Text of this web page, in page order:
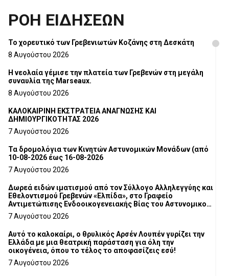
ΡΟΗ ΕΙΔΗΣΕΩΝ
Το χορευτικό των Γρεβενιωτών Κοζάνης στη Δεσκάτη
8 Αυγούστου 2026
Η νεολαία γέμισε την πλατεία των Γρεβενών στη μεγάλη
συναυλία της Marseaux.
8 Αυγούστου 2026
ΚΑΛΟΚΑΙΡΙΝΗ ΕΚΣΤΡΑΤΕΙΑ ΑΝΑΓΝΩΣΗΣ ΚΑΙ
ΔΗΜΙΟΥΡΓΙΚΟΤΗΤΑΣ 2026
7 Αυγούστου 2026
Τα δρομολόγια των Κινητών Αστυνομικών Μονάδων (από
10-08-2026 έως 16-08-2026
7 Αυγούστου 2026
Δωρεά ειδών ιματισμού από τον Σύλλογο Αλληλεγγύης και
Εθελοντισμού Γρεβενών «Ελπίδα», στο Γραφείο
Αντιμετώπισης Ενδοοικογενειακής Βίας του Αστυνομικού
Τμήματος Γρεβενών
7 Αυγούστου 2026
Αυτό το καλοκαίρι, ο θρυλικός Αρσέν Λουπέν γυρίζει την
Ελλάδα με μια θεατρική παράσταση για όλη την
οικογένεια, όπου το τέλος το αποφασίζεις εσύ!
7 Αυγούστου 2026